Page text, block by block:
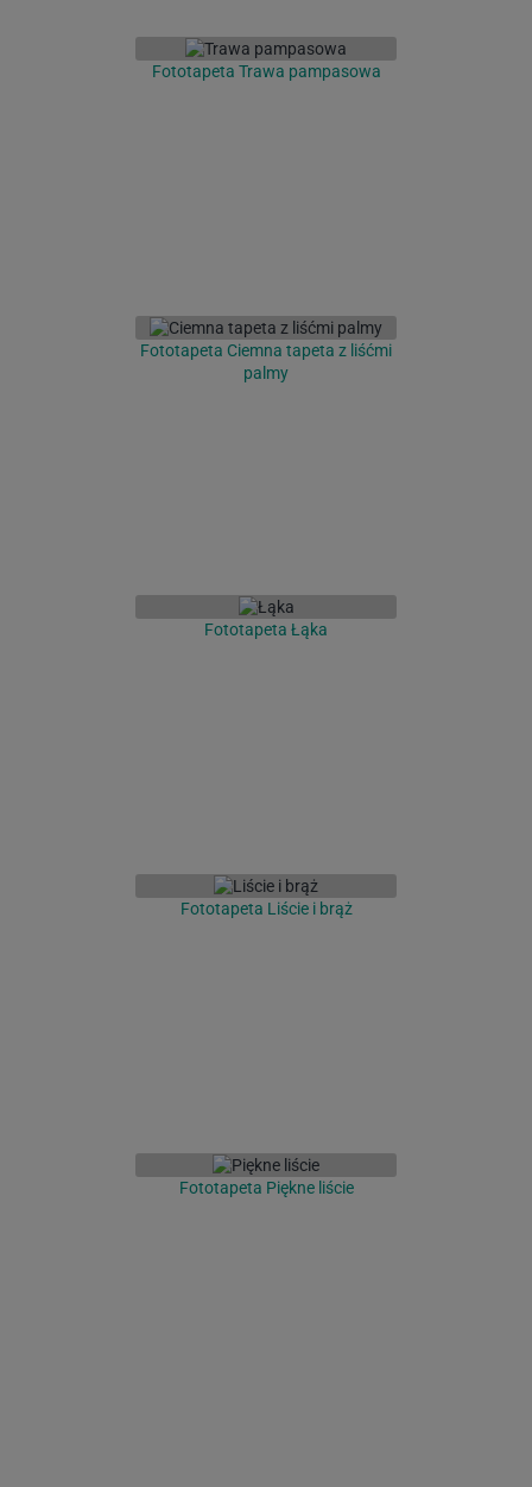
Fototapeta Trawa pampasowa
Fototapeta Ciemna tapeta z liśćmi
palmy
Fototapeta Łąka
Fototapeta Liście i brąż
Fototapeta Piękne liście